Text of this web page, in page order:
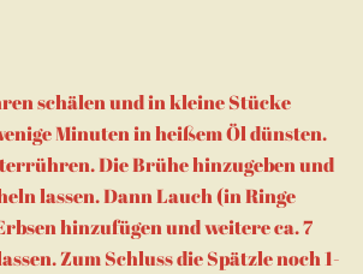
schälen und in kleine Stücke
Minuten in heißem Öl dünsten.
Die Brühe hinzugeben und
lassen. Dann Lauch (in Ringe
hinzufügen und weitere ca. 7
Zum Schluss die Spätzle noch 1-